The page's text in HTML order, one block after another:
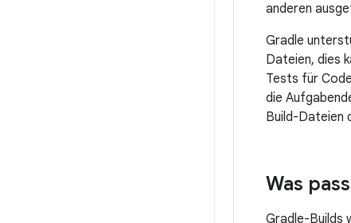
anderen
Gradle
Dateien, dies
Tests für
die
Build-Dateien
Was
Gradle-Builds